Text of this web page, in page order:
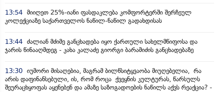
13:54 მიიღეთ 25%-იანი ფასდაკლება კომფორტერში შერჩეულ
კოლექციაზე საქართველოს ნაწილ-ნაწილ გადახდისას
13:44 ძალიან მძიმე განცხადება იყო ქართული სახელმწიფოსა და
ჯარის წინააღმდეგ - კახა კალაძე გიორგი ბარამიძის განცხადებაზე
13:30 იუმორი მისაღებია, მაგრამ ბილწსიტყვაობა მიუღებელია, რა
არის დაფინანსებული, ის, რომ როცა ქვეყნის კულტურას, წარსულს
შეურაცხყოფას აყენებენ და ამაზე საზოგადოების ნაწილს აქვს რეაქცია? -